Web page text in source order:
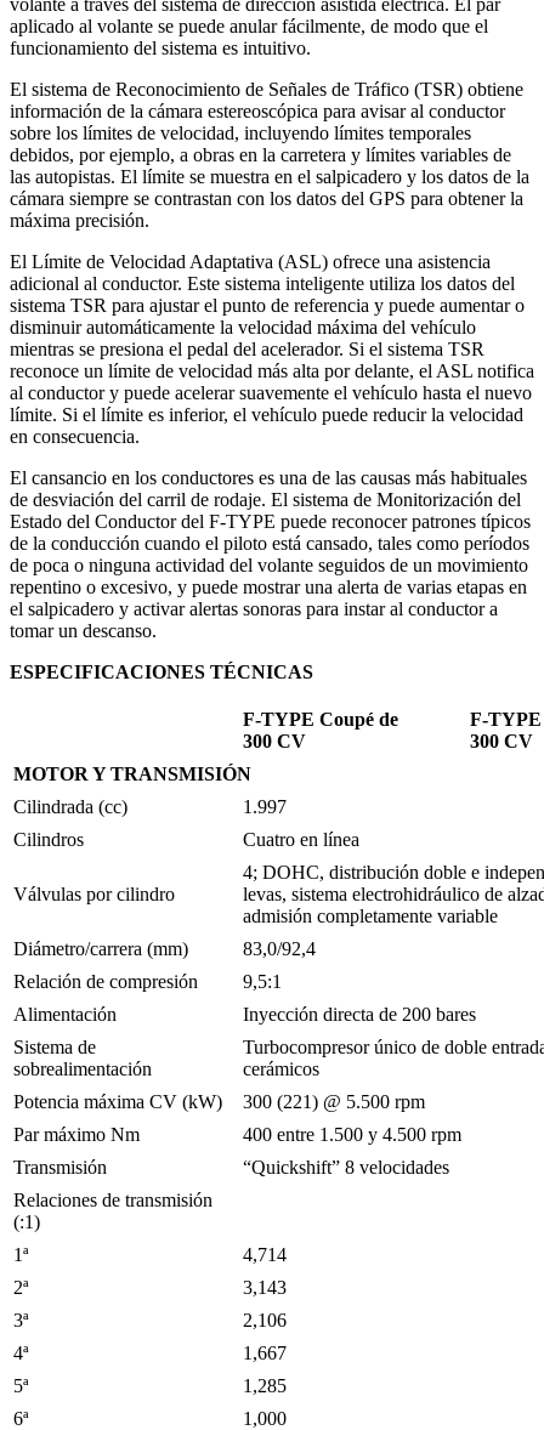
aplicado al volante se puede anular fácilmente, de modo que el
funcionamiento del sistema es intuitivo.
El sistema de Reconocimiento de Señales de Tráfico (TSR) obtiene
información de la cámara estereoscópica para avisar al conductor
sobre los límites de velocidad, incluyendo límites temporales
debidos, por ejemplo, a obras en la carretera y límites variables de
las autopistas. El límite se muestra en el salpicadero y los datos de la
cámara siempre se contrastan con los datos del GPS para obtener la
máxima precisión.
El Límite de Velocidad Adaptativa (ASL) ofrece una asistencia
adicional al conductor. Este sistema inteligente utiliza los datos del
sistema TSR para ajustar el punto de referencia y puede aumentar o
disminuir automáticamente la velocidad máxima del vehículo
mientras se presiona el pedal del acelerador. Si el sistema TSR
reconoce un límite de velocidad más alta por delante, el ASL notifica
al conductor y puede acelerar suavemente el vehículo hasta el nuevo
límite. Si el límite es inferior, el vehículo puede reducir la velocidad
en consecuencia.
El cansancio en los conductores es una de las causas más habituales
de desviación del carril de rodaje. El sistema de Monitorización del
Estado del Conductor del F-TYPE puede reconocer patrones típicos
de la conducción cuando el piloto está cansado, tales como períodos
de poca o ninguna actividad del volante seguidos de un movimiento
repentino o excesivo, y puede mostrar una alerta de varias etapas en
el salpicadero y activar alertas sonoras para instar al conductor a
tomar un descanso.
ESPECIFICACIONES TÉCNICAS
F-TYPE Coupé de
300 CV
F-TYPE
300 CV
MOTOR Y TRANSMISIÓN
Cilindrada (cc)
1.997
Cilindros
Cuatro en línea
Válvulas por cilindro
4; DOHC, distribución doble e
levas, sistema electrohidráulico de
admisión completamente variable
Diámetro/carrera (mm)
83,0/92,4
Relación de compresión
9,5:1
Alimentación
Inyección directa de 200 bares
Sistema de
sobrealimentación
Turbocompresor único de doble
cerámicos
Potencia máxima CV (kW)
300 (221) @ 5.500 rpm
Par máximo Nm
400 entre 1.500 y 4.500 rpm
Transmisión
“Quickshift” 8 velocidades
Relaciones de transmisión
(:1)
1ª
4,714
2ª
3,143
3ª
2,106
4ª
1,667
5ª
1,285
6ª
1,000